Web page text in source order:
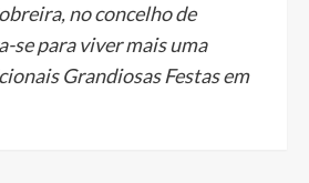
no concelho de
se para viver mais uma
Grandiosas Festas em